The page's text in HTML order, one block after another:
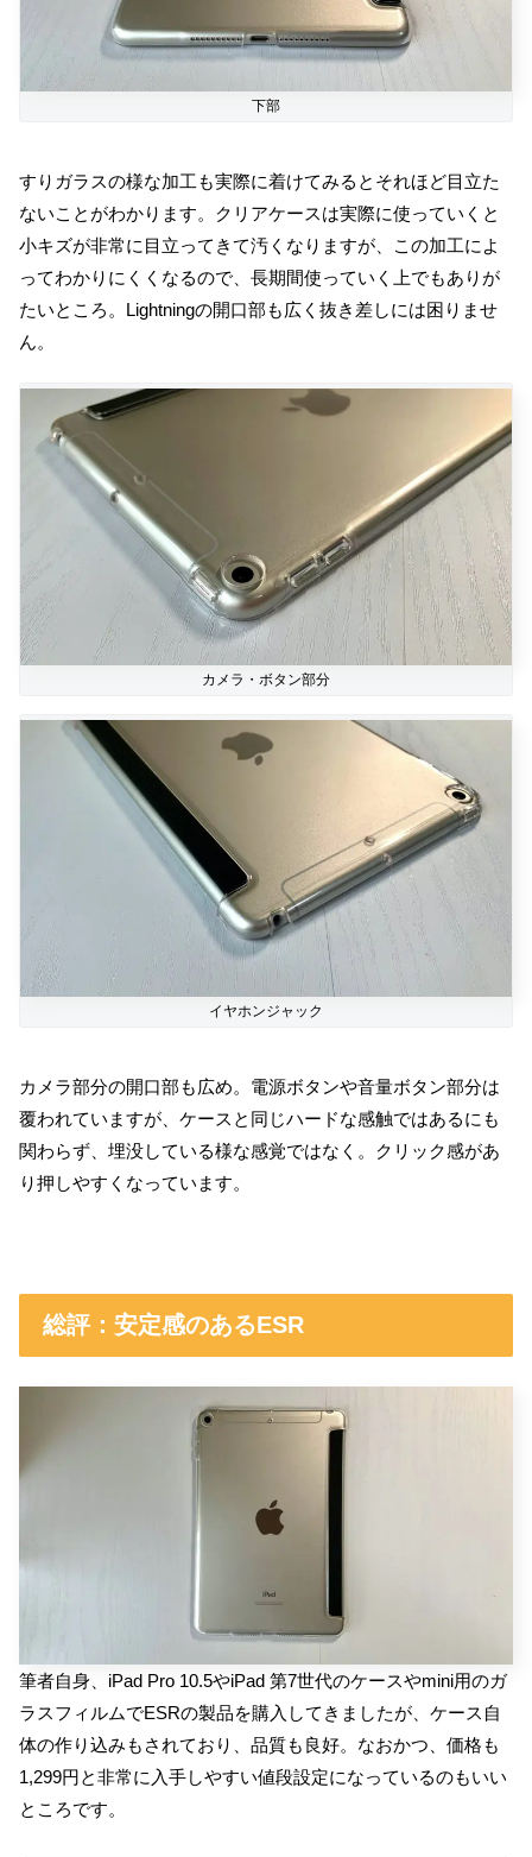
下部
すりガラスの様な加工も実際に着けてみるとそれほど目立た
ないことがわかります。クリアケースは実際に使っていくと
小キズが非常に目立ってきて汚くなりますが、この加工によ
ってわかりにくくなるので、長期間使っていく上でもありが
たいところ。Lightningの開口部も広く抜き差しには困りませ
ん。
カメラ・ボタン部分
イヤホンジャック
カメラ部分の開口部も広め。電源ボタンや音量ボタン部分は
覆われていますが、ケースと同じハードな感触ではあるにも
関わらず、埋没している様な感覚ではなく。クリック感があ
り押しやすくなっています。
総評：安定感のあるESR
筆者自身、iPad Pro 10.5やiPad 第7世代のケースやmini用のガ
ラスフィルムでESRの製品を購入してきましたが、ケース自
体の作り込みもされており、品質も良好。なおかつ、価格も
1,299円と非常に入手しやすい値段設定になっているのもいい
ところです。